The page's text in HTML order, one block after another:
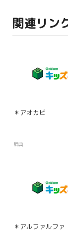
関連リン
＊アオカビ
辞典
＊アルファルファ